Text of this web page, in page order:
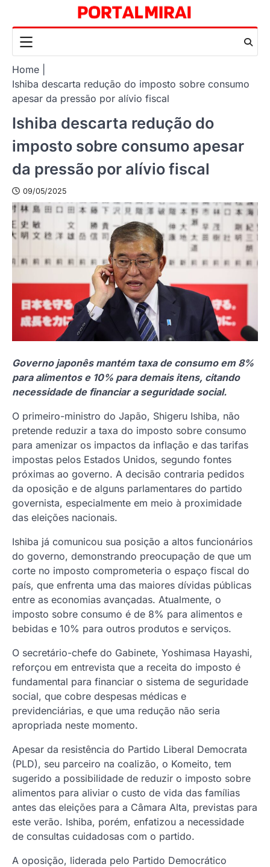
content
Home
Ishiba descarta redução do imposto sobre consumo
apesar da pressão por alívio fiscal
Ishiba descarta redução do
imposto sobre consumo apesar
da pressão por alívio fiscal
09/05/2025
Governo japonês mantém taxa de consumo em 8%
para alimentos e 10% para demais itens, citando
necessidade de financiar a seguridade social.
O primeiro-ministro do Japão, Shigeru Ishiba, não
pretende reduzir a taxa do imposto sobre consumo
para amenizar os impactos da inflação e das tarifas
impostas pelos Estados Unidos, segundo fontes
próximas ao governo. A decisão contraria pedidos
da oposição e de alguns parlamentares do partido
governista, especialmente em meio à proximidade
das eleições nacionais.
Ishiba já comunicou sua posição a altos funcionários
do governo, demonstrando preocupação de que um
corte no imposto comprometeria o espaço fiscal do
país, que enfrenta uma das maiores dívidas públicas
entre as economias avançadas. Atualmente, o
imposto sobre consumo é de 8% para alimentos e
bebidas e 10% para outros produtos e serviços.
O secretário-chefe do Gabinete, Yoshimasa Hayashi,
reforçou em entrevista que a receita do imposto é
fundamental para financiar o sistema de seguridade
social, que cobre despesas médicas e
previdenciárias, e que uma redução não seria
apropriada neste momento.
Apesar da resistência do Partido Liberal Democrata
(PLD), seu parceiro na coalizão, o Komeito, tem
sugerido a possibilidade de reduzir o imposto sobre
alimentos para aliviar o custo de vida das famílias
antes das eleições para a Câmara Alta, previstas para
este verão. Ishiba, porém, enfatizou a necessidade
de consultas cuidadosas com o partido.
A oposição, liderada pelo Partido Democrático